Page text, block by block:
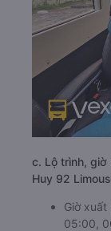
c. Lộ trình, giờ
Huy 92
Giờ xuất
05:00,